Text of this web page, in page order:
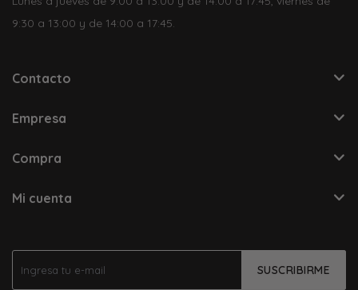
SUSCRIBIRME
9:30 a 13:00 y de 14:00 a 17:45.
Contacto
Empresa
Compra
Mi cuenta